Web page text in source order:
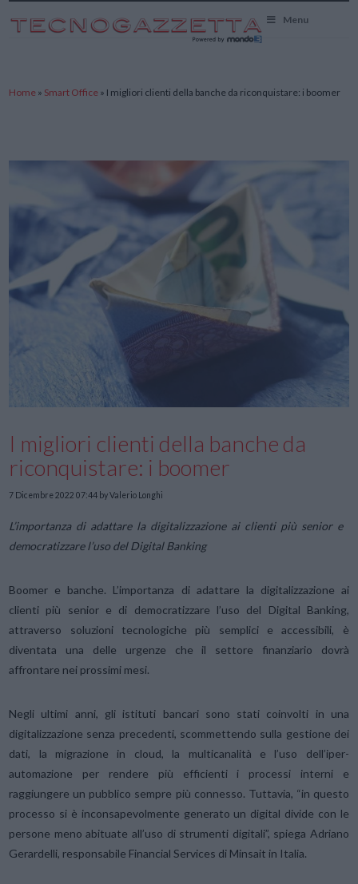
Menu
Home » Smart Office » I migliori clienti della banche da riconquistare: i boomer
I migliori clienti della banche da
riconquistare: i boomer
7 Dicembre 2022 07:44 by Valerio Longhi
L’importanza di adattare la digitalizzazione ai clienti più senior e
democratizzare l’uso del Digital Banking
Boomer e banche. L’importanza di adattare la digitalizzazione ai
clienti più senior e di democratizzare l’uso del Digital Banking,
attraverso soluzioni tecnologiche più semplici e accessibili, è
diventata una delle urgenze che il settore finanziario dovrà
affrontare nei prossimi mesi.
Negli ultimi anni, gli istituti bancari sono stati coinvolti in una
digitalizzazione senza precedenti, scommettendo sulla gestione dei
dati, la migrazione in cloud, la multicanalità e l’uso dell’iper-
automazione per rendere più efficienti i processi interni e
raggiungere un pubblico sempre più connesso. Tuttavia, “in questo
processo si è inconsapevolmente generato un digital divide con le
persone meno abituate all’uso di strumenti digitali”, spiega Adriano
Gerardelli, responsabile Financial Services di Minsait in Italia.